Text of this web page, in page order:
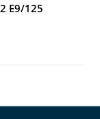
E9/125